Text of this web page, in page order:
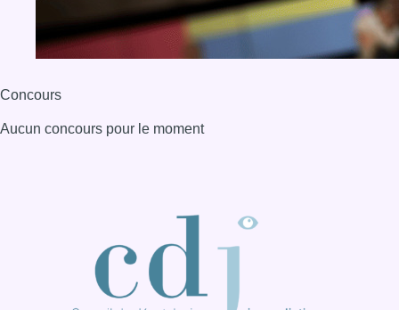
Concours
Aucun concours pour le moment